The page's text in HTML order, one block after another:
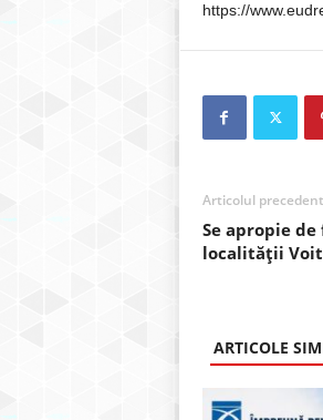
https://
Articolul precedent
Se apropie
localității
ARTICOLE